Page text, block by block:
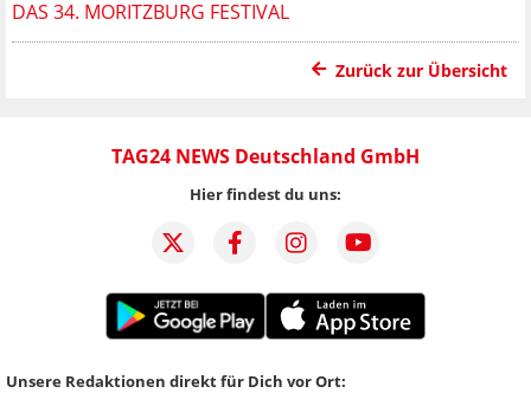
DAS 34. MORITZBURG FESTIVAL
Zurück zur Übersicht
TAG24 NEWS Deutschland GmbH
Hier findest du uns:
Unsere Redaktionen direkt für Dich vor Ort: